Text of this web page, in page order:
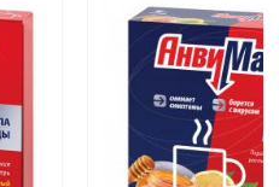
запахом (клюквы
медом, или малины, или
наличие
цвета.
порошка —
бесцветный
слегка мутный